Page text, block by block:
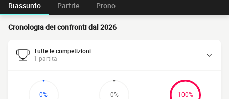
Riassunto Partite Prono.
Cronologia dei confronti dal 2026
Tutte le competizioni
1 partita
0% 0% 100%